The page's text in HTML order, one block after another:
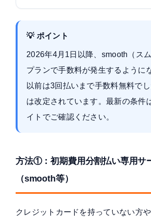
💡 ポイント
2026年4月1日以降、smooth（ス
プランで手数料が発生するように
以前は3回払いまで手数料無料で
は改定されています。最新の条件
イトでご確認ください。
方法①：初期費用分割払い専用サ
（smooth等）
クレジットカードを持っていない方